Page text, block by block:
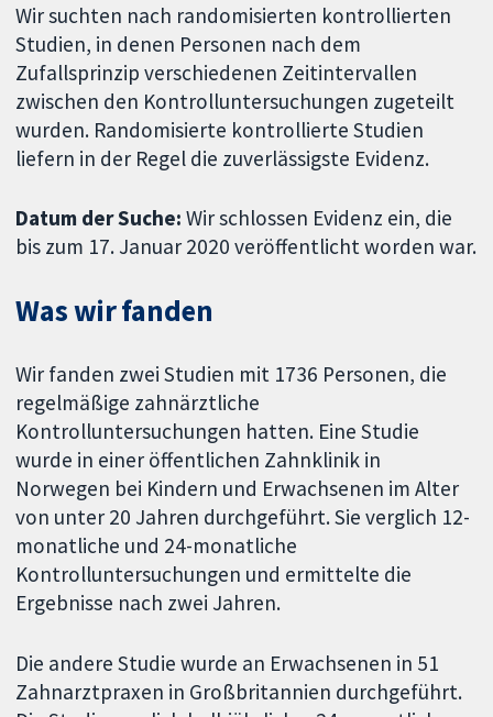
Wir suchten nach randomisierten kontrollierten
Studien, in denen Personen nach dem
Zufallsprinzip verschiedenen Zeitintervallen
zwischen den Kontrolluntersuchungen zugeteilt
wurden. Randomisierte kontrollierte Studien
liefern in der Regel die zuverlässigste Evidenz.
Datum der Suche:Wir schlossen Evidenz ein, die
bis zum 17. Januar 2020 veröffentlicht worden war.
Was wir fanden
Wir fanden zwei Studien mit 1736 Personen, die
regelmäßige zahnärztliche
Kontrolluntersuchungen hatten. Eine Studie
wurde in einer öffentlichen Zahnklinik in
Norwegen bei Kindern und Erwachsenen im Alter
von unter 20 Jahren durchgeführt. Sie verglich 12-
monatliche und 24-monatliche
Kontrolluntersuchungen und ermittelte die
Ergebnisse nach zwei Jahren.
Die andere Studie wurde an Erwachsenen in 51
Zahnarztpraxen in Großbritannien durchgeführt.